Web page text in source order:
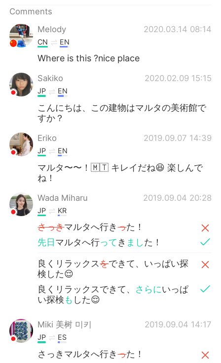
Comments
Melody
2020.03.14 08:14
CN EN
Where is this ?nice place
Sakiko 2020.02.09 15:15
JP EN
こんにちは、この建物はマルタの美術館で
すか？
Eriko 2019.09.07 14:39
JP EN
マルタ〜〜！🇲🇹 キレイだね😆 楽しんで
ね！
Wada Miharu 2019.09.04 20:28
JP KR
さっきマルタへ行きった！
先日マルタへ行ってき ました！
良くリラックスをできて、いっぱい探
検した😌
良くリラックスできて、 さらにいっぱ
い探検も した😌
Miki 美树 미키 2019.09.04 14:17
JP ES
さっきマルタへ行きった！